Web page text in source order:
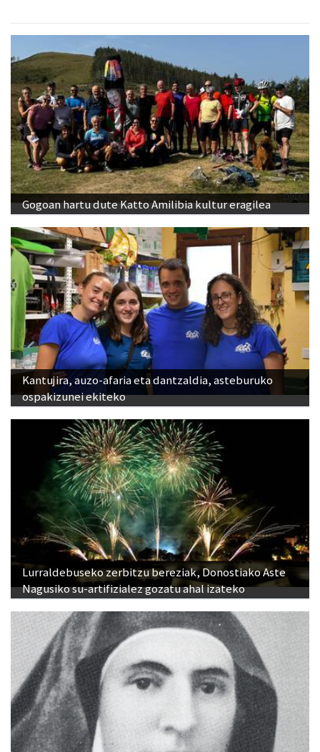
Gogoan hartu dute Katto Amilibia kultur eragilea
Kantujira, auzo-afaria eta dantzaldia, asteburuko
ospakizunei ekiteko
Lurraldebuseko zerbitzu bereziak, Donostiako Aste
Nagusiko su-artifizialez gozatu ahal izateko